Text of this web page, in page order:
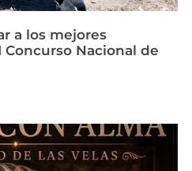
a los mejores
Nacional de